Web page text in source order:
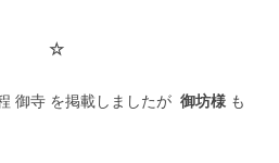
御寺 を掲載しましたが 御坊様 も